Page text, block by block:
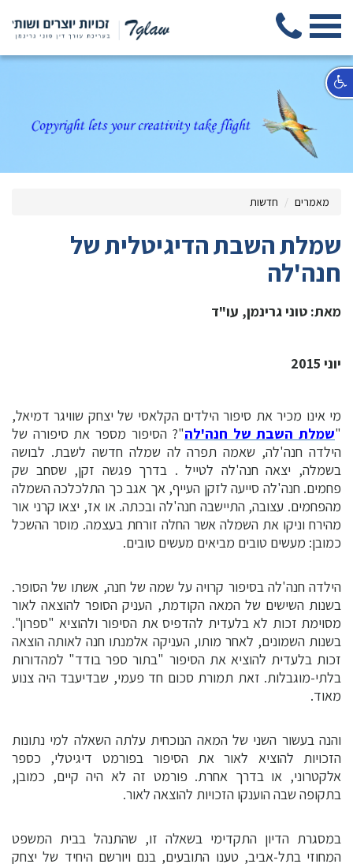
מאמרים חדשות
שמלת השבת הדיגיטלית של
חנה'לה
מאת: טוני גרינמן, עו"ד
יוני 2015
מי אינו מכיר את סיפור הילדים הקלאסי של יצחק שוויגר דמיאל,
"שמלת השבת של חנה'לה"? הסיפור מספר את סיפורה של
הילדה חנה'לה, שאמה תפרה לה שמלה חדשה לשבת. לבושה
בשמלה, יצאה חנה'לה לטייל . בדרך פגשה זקן, שסחב שק
פחמים. חנה'לה סייעה לזקן העייף, אך אגב כך התלכלכה השמלה
מהפחמים. עצובה, התיישבה חנה'לה ובכתה. או אז, יצאו קרני אור
מהירח וניקו את השמלה אשר החלה זורחת בעצמה. מוסר ההשכל
כמובן: מעשים טובים מביאים מעשים טובים.
הילדה חנה'לה בסיפור קרויה על שמה של חנה, אשתו של הסופר.
בשנות השישים של המאה הקודמת, העניק הסופר להוצאה לאור
מסוימת זכות לא בלעדית להדפיס את הסיפור ולהוציא "ספרון".
בשנות השמונים, לאחר מותו, העניקה אלמנתו חנה לאותה הוצאה
זכות בלעדית להוציא את הסיפור "בתור ספר בודד" למהדורות
בלתי-מוגבלות. זאת תמורת סכום חד פעמי, שבדיעבד היה צנוע
מאוד.
והנה בעשור השני של המאה הנוכחית עלתה השאלה למי נתונות
הזכויות להוציא לאור את הסיפור בפורמט דיגיטלי, כספר
אלקטרוני, או בדרך אחרת. פורמט זה לא היה קיים, כמובן,
בתקופה שבה הוענקו הזכויות להוצאה לאור.
במסגרת הדיון התקדימי בשאלה זו, שהתנהל בבית המשפט
המחוזי בתל-אביב, טענו התובעים, בנם ויורשם היחיד של יצחק